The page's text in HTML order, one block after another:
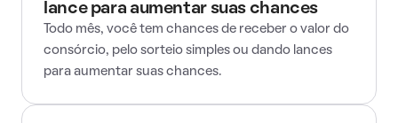
lance para aumentar suas chances
Todo mês, você tem chances de receber o valor do
consórcio, pelo sorteio simples ou dando lances
para aumentar suas chances.